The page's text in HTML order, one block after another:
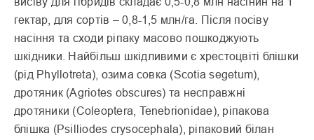
гектар, для сортів – 0,8-1,5 млн/га. Після посіву
насіння та сходи ріпаку масово пошкоджують
шкідники. Найбільш шкідливими є хрестоцвіті блішки
(рід Phyllotreta), озима совка (Scotia segetum),
дротяник (Agriotes obscures) та несправжні
дротяники (Coleoptera, Tenebrionidae), ріпакова
блішка (Psilliodes crysocephala), ріпаковий білан